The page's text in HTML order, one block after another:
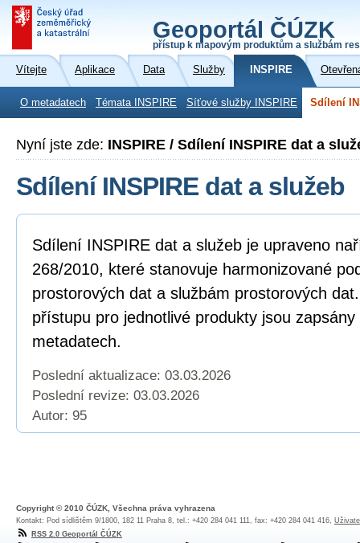
Geoportál ČÚZK
přístup k mapovým produktům a službám
Vítejte Aplikace Data Služby INSPIRE
O metadatech Témata INSPIRE Síťové služby INSPIRE Sdílení
Nyní jste zde: INSPIRE / Sdílení INSPIRE dat a
Sdílení INSPIRE dat a služeb
Sdílení INSPIRE dat a služeb je upraveno
268/2010, které stanovuje harmonizované
prostorových dat a službám prostorových
přístupu pro jednotlivé produkty jsou
metadatech.
Poslední aktualizace: 03.03.2026
Poslední revize: 03.03.2026
Autor: 95
Copyright © 2010 ČÚZK, Všechna práva vyhrazena
Kontakt: Pod sídlištěm 9/1800, 182 11 Praha 8, tel.: +420 284 041 111, fax: +420 284 041 416,
RSS 2.0 Geoportál ČÚZK